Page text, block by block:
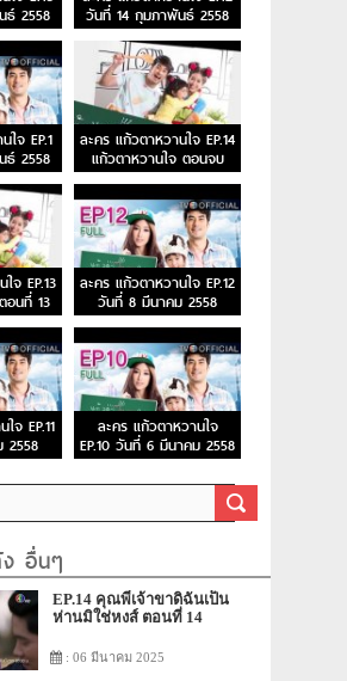
ธ์ 2558
วันที่ 14 กุมภาพันธ์ 2558
ใจ EP.1
ธ์ 2558
ละคร แก้วตาหวานใจ EP.14
แก้วตาหวานใจ ตอนจบ
จ EP.13
อนที่ 13
ละคร แก้วตาหวานใจ EP.12
วันที่ 8 มีนาคม 2558
จ EP.11
2558
ละคร แก้วตาหวานใจ
EP.10 วันที่ 6 มีนาคม 2558
อื่นๆ
EP.14 คุณพี่เจ้าขาดิฉันเป็น
ห่านมิใช่หงส์ ตอนที่ 14
: 06 มีนาคม 2025